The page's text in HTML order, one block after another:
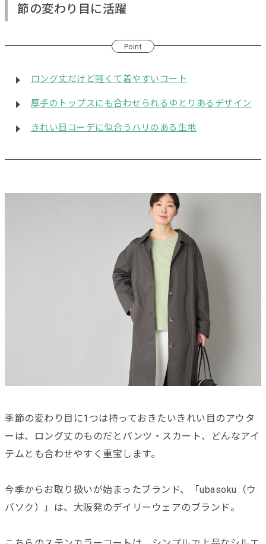
節の変わり目に活躍
Point
ロング丈だけど軽くて着やすいコート
厚手のトップスにも合わせられるゆとりあるデザイン
きれい目コーデに似合うハリのある生地
季節の変わり目に1つは持っておきたいきれい目のアウタ
ーは、ロング丈のものだとパンツ・スカート、どんなアイ
テムとも合わせやすく重宝します。
今季からお取り扱いが始まったブランド、「ubasoku（ウ
バソク）」は、大阪発のデイリーウェアのブランド。